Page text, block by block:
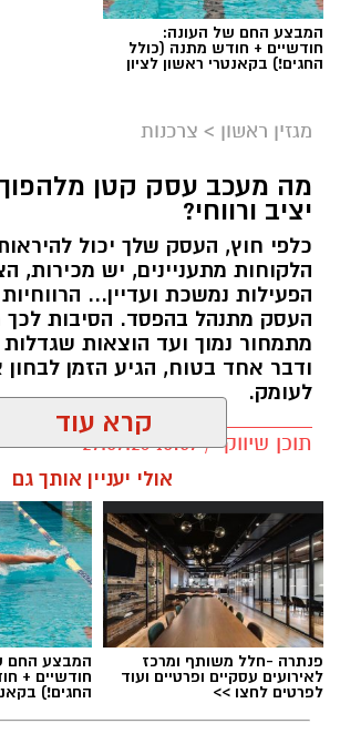
קרדיט תמונה בוסט מדיה
מהו שמאי מקרקעין ומה תפקידו?
שמאי מקרקעין הוא בעל מקצוע
מטעם מועצת שמאי המקרקעין
המשפטים, לאחר שעמד בהצלחה
תובעני הכולל לימודים, בחינות
והתמחות מעשית. תפקידו של
את שוויו של נכס באופן אובייקטיבי
בחינה מעמיקה של מצבו התכנוני,
של הנכס, ניתוח עסקאות השוואה
ובדיקת מכלול הנתונים המשפיעים
מזכויות בנייה בלתי מנוצלות, דרך
וליקויים ועד מגבלות רישום
המבצע החם של העונה:
חודשיים + חודש מתנה (כולל
החגים!) בקאנטרי ראשון לציון
מגזין ראשון > צרכנות
מה מעכב עסק קטן
יציב ורווחי?
כלפי חוץ, העסק שלך יכול
הלקוחות מתעניינים, יש מכירות,
הפעילות נמשכת ועדיין...
העסק מתנהל בהפסד. הסיבות לכך
מתמחור נמוך ועד הוצאות
ודבר אחד בטוח, הגיע הזמן
לעומק.
תוכן שיווקי / 10:57 27.07.26
תגים:יועץ עסקי
לא תמיד קל לזהות לבד מה לא
התפעול העסקי דורש התמודדות
משימות, כיבוי שריפות, ניהול
קרא עוד
אולי יעניין אותך גם
פנתרה -חלל משותף ומרכז
לאירועים עסקיים ופרטיים ועוד
לפרטים לחצו >>
המבצע החם
חודשיים +
החגים!)